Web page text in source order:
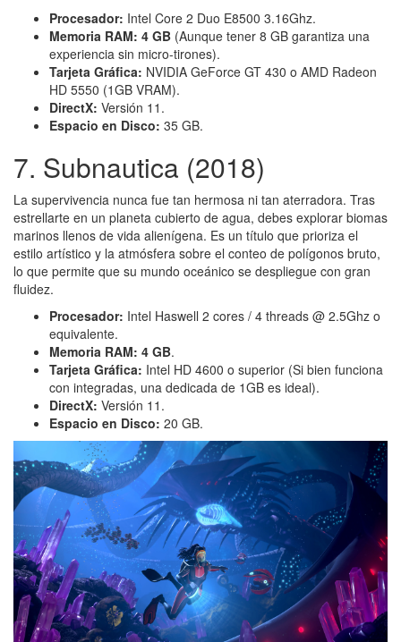
Procesador: Intel Core 2 Duo E8500 3.16Ghz.
Memoria RAM: 4 GB (Aunque tener 8 GB garantiza una
experiencia sin micro-tirones).
Tarjeta Gráfica: NVIDIA GeForce GT 430 o AMD Radeon
HD 5550 (1GB VRAM).
DirectX: Versión 11.
Espacio en Disco: 35 GB.
7. Subnautica (2018)
La supervivencia nunca fue tan hermosa ni tan aterradora. Tras
estrellarte en un planeta cubierto de agua, debes explorar biomas
marinos llenos de vida alienígena. Es un título que prioriza el
estilo artístico y la atmósfera sobre el conteo de polígonos bruto,
lo que permite que su mundo oceánico se despliegue con gran
fluidez.
Procesador: Intel Haswell 2 cores / 4 threads @ 2.5Ghz o
equivalente.
Memoria RAM: 4 GB.
Tarjeta Gráfica: Intel HD 4600 o superior (Si bien funciona
con integradas, una dedicada de 1GB es ideal).
DirectX: Versión 11.
Espacio en Disco: 20 GB.